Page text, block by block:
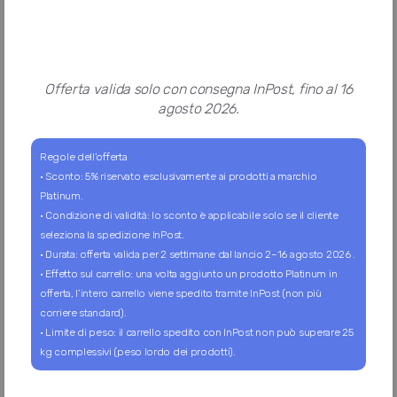
PACCHETTI
Pacchetti
Standard
Guida creazione pacchetto
SERVIZI
La nostra selezione
Offerta valida solo con consegna InPost, fino al 16
agosto 2026.
Regole dell’offerta
· Sconto: 5% riservato esclusivamente ai prodotti a marchio
Platinum.
· Condizione di validità: lo sconto è applicabile solo se il cliente
seleziona la spedizione InPost.
· Durata: offerta valida per 2 settimane dal lancio 2–16 agosto 2026 .
· Effetto sul carrello: una volta aggiunto un prodotto Platinum in
offerta, l’intero carrello viene spedito tramite InPost (non più
corriere standard).
· Limite di peso: il carrello spedito con InPost non può superare 25
kg complessivi (peso lordo dei prodotti).